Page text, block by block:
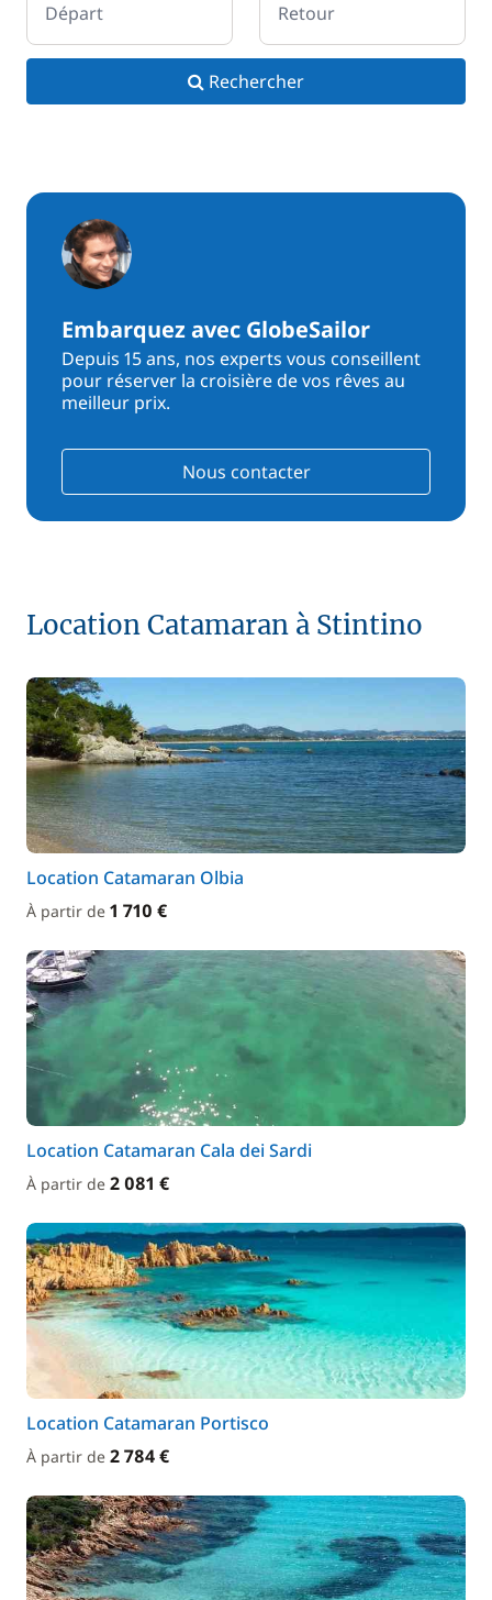
Départ Retour
Rechercher
Embarquez avec GlobeSailor
Depuis 15 ans, nos experts vous conseillent
pour réserver la croisière de vos rêves au
meilleur prix.
Nous contacter
Location Catamaran à Stintino
Location Catamaran Olbia
À partir de 1 710 €
Location Catamaran Cala dei Sardi
À partir de 2 081 €
Location Catamaran Portisco
À partir de 2 784 €